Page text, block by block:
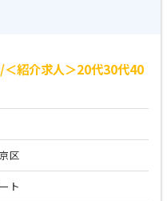
紹介求人＞20代30代40
区
ト